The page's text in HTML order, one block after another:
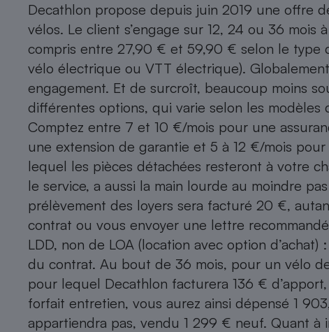
Decathlon propose depuis juin 2019 une offre
vélos. Le client s’engage sur 12, 24 ou 36
compris entre 27,90 € et 59,90 € selon le type
vélo électrique ou VTT électrique).
engagement. Et de surcroît, beaucoup moins
différentes options, qui varie selon les modèles
Comptez entre 7 et 10 €/mois pour une
une extension de garantie et 5 à 12 €/mois
lequel les pièces détachées resteront à votre
le service, a aussi la main lourde au moindre
prélèvement des loyers sera facturé 20 €,
contrat ou vous envoyer une lettre
LDD, non de LOA (location avec option
du contrat. Au bout de 36 mois, pour un vélo
pour lequel Decathlon facturera 136 €
forfait entretien, vous aurez ainsi dépensé 1
appartiendra pas, vendu 1 299 € neuf. Quant à